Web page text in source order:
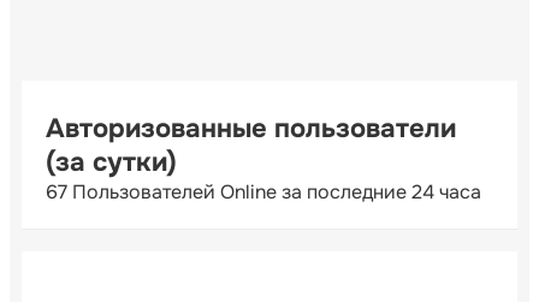
Авторизованные пользователи
(за сутки)
67 Пользователей Online за последние 24 часа